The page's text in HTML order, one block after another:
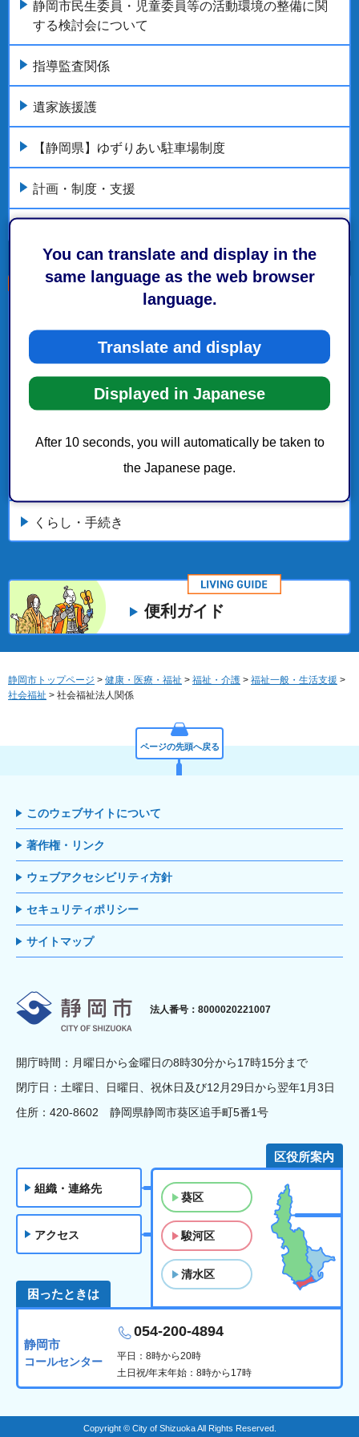
You can translate and display in the
same language as the web browser
language.
Translate and display
Displayed in Japanese
After 10 seconds, you will automatically be taken to
the Japanese page.
静岡市民生委員・児童委員等の活動環境の整備に関
する検討会について
指導監査関係
遺家族援護
【静岡県】ゆずりあい駐車場制度
計画・制度・支援
こちらの記事も読まれています。
健康・医療・福祉
子育て・教育
くらし・手続き
便利ガイド
静岡市トップページ > 健康・医療・福祉 > 福祉・介護 > 福祉一般・生活支援 >
社会福祉 > 社会福祉法人関係
ページの先頭へ戻る
このウェブサイトについて
著作権・リンク
ウェブアクセシビリティ方針
セキュリティポリシー
サイトマップ
静岡市
法人番号：8000020221007
開庁時間：月曜日から金曜日の8時30分から17時15分まで
閉庁日：土曜日、日曜日、祝休日及び12月29日から翌年1月3日
住所：420-8602 静岡県静岡市葵区追手町5番1号
組織・連絡先
アクセス
区役所案内
葵区
駿河区
清水区
困ったときは
静岡市
コールセンター
054-200-4894
平日：8時から20時
土日祝/年末年始：8時から17時
Copyright © City of Shizuoka All Rights Reserved.